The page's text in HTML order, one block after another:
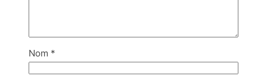
Nom *